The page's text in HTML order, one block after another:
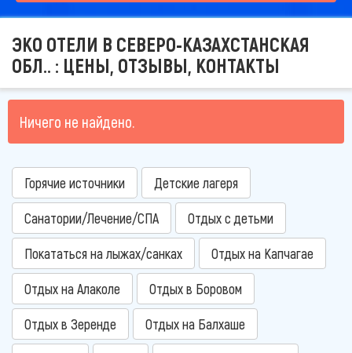
ЭКО ОТЕЛИ В СЕВЕРО-КАЗАХСТАНСКАЯ
ОБЛ.. : ЦЕНЫ, ОТЗЫВЫ, КОНТАКТЫ
Ничего не найдено.
Горячие источники Детские лагеря
Санатории/Лечение/СПА Отдых с детьми
Покататься на лыжах/санках Отдых на Капчагае
Отдых на Алаколе Отдых в Боровом
Отдых в Зеренде Отдых на Балхаше